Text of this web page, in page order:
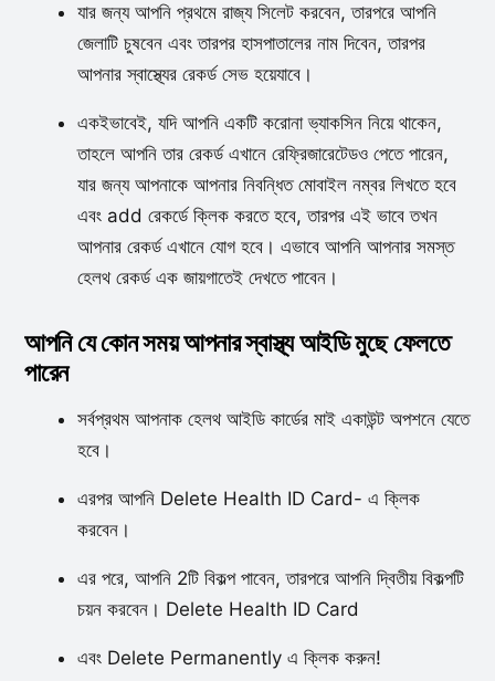
যার জন্য আপনি প্রথমে রাজ্য সিলেট করবেন, তারপরে আপনি
জেলাটি চুষবেন এবং তারপর হাসপাতালের নাম দিবেন, তারপর
আপনার স্বাস্থ্যের রেকর্ড সেভ হয়েযাবে।
একইভাবেই, যদি আপনি একটি করোনা ভ্যাকসিন নিয়ে থাকেন,
তাহলে আপনি তার রেকর্ড এখানে রেফ্রিজারেটেডও পেতে পারেন,
যার জন্য আপনাকে আপনার নিবন্ধিত মোবাইল নম্বর লিখতে হবে
এবং add রেকর্ডে ক্লিক করতে হবে, তারপর এই ভাবে তখন
আপনার রেকর্ড এখানে যোগ হবে। এভাবে আপনি আপনার সমস্ত
হেলথ রেকর্ড এক জায়গাতেই দেখতে পাবেন।
আপনি যে কোন সময় আপনার স্বাস্থ্য আইডি মুছে ফেলতে
পারেন
সর্বপ্রথম আপনাক হেলথ আইডি কার্ডের মাই একাউন্ট অপশনে যেতে
হবে।
এরপর আপনি Delete Health ID Card- এ ক্লিক
করবেন।
এর পরে, আপনি 2টি বিকল্প পাবেন, তারপরে আপনি দ্বিতীয় বিকল্পটি
চয়ন করবেন। Delete Health ID Card
এবং Delete Permanently এ ক্লিক করুন!